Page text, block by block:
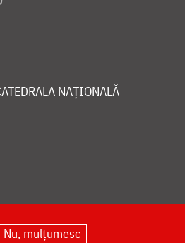
NAȚIONALĂ
Nu, mulțumesc